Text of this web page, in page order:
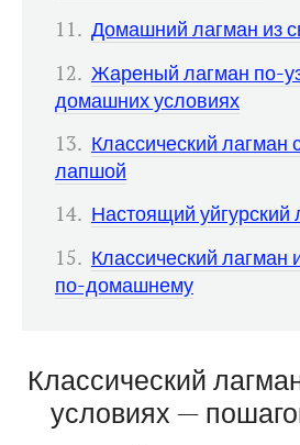
Домашний лагман из
Жареный лагман по-
домашних условиях
Классический лагман
лапшой
Настоящий уйгурский
Классический лагман
по-домашнему
Классический
условиях —